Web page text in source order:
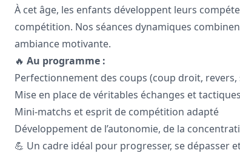
À cet âge, les enfants développent leurs
compétition. Nos séances dynamiques
ambiance motivante.
🔥 Au programme :
Perfectionnement des coups (coup droit, revers,
Mise en place de véritables échanges et
Mini-matchs et esprit de compétition adapté
Développement de l’autonomie, de la
💪 Un cadre idéal pour progresser, se